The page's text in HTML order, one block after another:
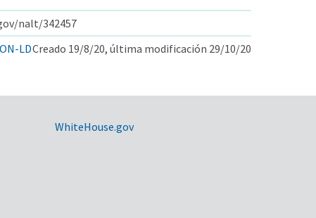
nalt/342457
LDCreado 19/8/20, última modificación 29/10/20
WhiteHouse.gov